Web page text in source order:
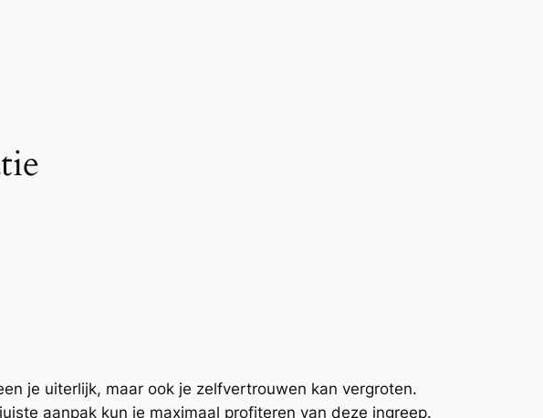
je uiterlijk, maar ook je zelfvertrouwen kan vergroten.
aanpak kun je maximaal profiteren van deze ingreep.